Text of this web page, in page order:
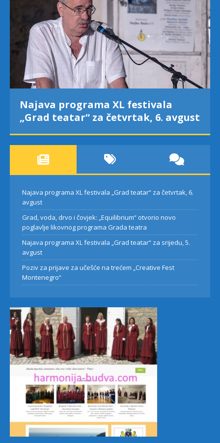
Najava programa XL festivala
„Grad teatar“ za četvrtak, 6. avgust
Najava programa XL festivala „Grad teatar“ za četvrtak, 6.
avgust
Grad, voda, drvo i čovjek: „Equilibrium“ otvorio novo
poglavlje likovnog programa Grada teatra
Najava programa XL festivala „Grad teatar“ za srijedu, 5.
avgust
Poziv za prijave za učešće na trećem „Creative Fest
Montenegro“